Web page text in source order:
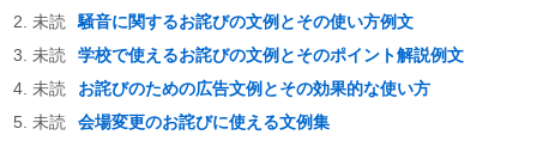
騒音に関するお詫びの文例とその使い方例文
学校で使えるお詫びの文例とそのポイント解説例文
お詫びのための広告文例とその効果的な使い方
会場変更のお詫びに使える文例集